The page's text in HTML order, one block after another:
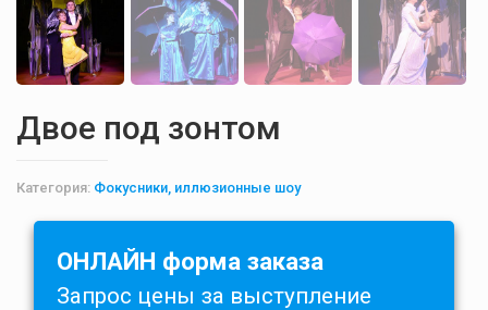
Двое под зонтом
Категория: Фокусники, иллюзионные шоу
ОНЛАЙН форма заказа
Запрос цены за выступление